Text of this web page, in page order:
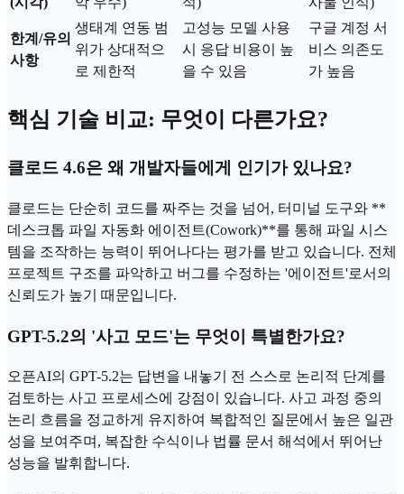
한계/유의
사항
생태계 연동 범
위가 상대적으
로 제한적
고성능 모델 사용
시 응답 비용이 높
을 수 있음
구글 계정 서
비스 의존도
가 높음
핵심 기술 비교: 무엇이 다른가요?
클로드 4.6은 왜 개발자들에게 인기가 있나요?
클로드는 단순히 코드를 짜주는 것을 넘어, 터미널 도구와 **
데스크톱 파일 자동화 에이전트(Cowork)**를 통해 파일 시스
템을 조작하는 능력이 뛰어나다는 평가를 받고 있습니다. 전체
프로젝트 구조를 파악하고 버그를 수정하는 '에이전트'로서의
신뢰 도가 높기 때문입니다.
GPT-5.2의 '사고 모드'는 무엇이 특별한가요?
오픈AI의 GPT-5.2는 답변을 내놓기 전 스스로 논리적 단계를
검토하는 사고 프로세스에 강점이 있습니다. 사고 과정 중의
논리 흐름을 정교하게 유지하여 복합적인 질문에서 높은 일관
성을 보여주며, 복잡한 수식이나 법률 문서 해석에서 뛰어난
성능을 발휘합니다.